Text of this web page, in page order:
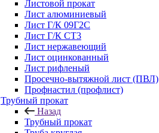
Листовой прокат
Лист алюминиевый
Лист Г/К 09Г2С
Лист Г/К СТ3
Лист нержавеющий
Лист оцинкованный
Лист рифленый
Просечно-вытяжной лист (ПВЛ)
Профнастил (профлист)
Трубный прокат
Назад
Трубный прокат